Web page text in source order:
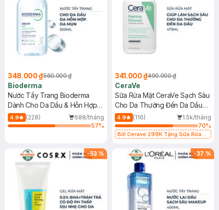
348.000 ₫560.000 ₫
Bioderma
Nước Tẩy Trang Bioderma
Dành Cho Da Dầu & Hỗn Hợp
500ml
4.9 (228)
688/tháng
57%
341.000 ₫490.000 ₫
CeraVe
Sữa Rửa Mặt CeraVe Sạch Sâu
Cho Da Thường Đến Da Dầu
473ml
4.9 (116)
1.5k/tháng
70%
Bill Cerave 299K Tặng Sữa Rửa
-53 % -37 %